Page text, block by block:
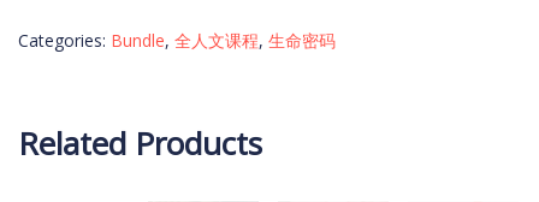
Categories: Bundle, 全人文课程, 生命密码
Related Products